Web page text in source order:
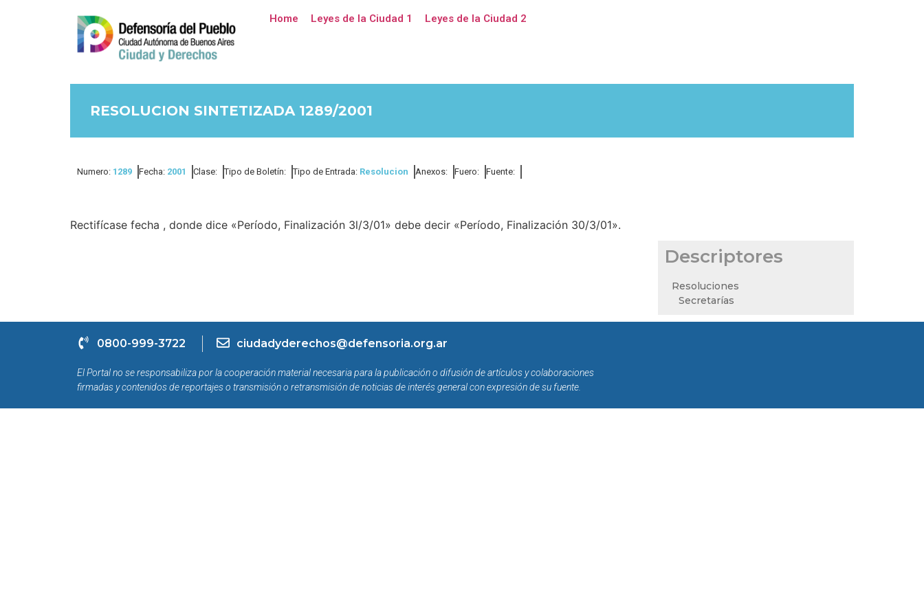
Home Leyes de la Ciudad 1 Leyes de la Ciudad 2
RESOLUCION SINTETIZADA 1289/2001
Numero: 1289 Fecha: 2001 Clase: Tipo de Boletín: Tipo de Entrada: Resolucion Anexos: Fuero: Fuente:
Rectifícase fecha , donde dice «Período, Finalización 3l/3/01» debe decir «Período, Finalización 30/3/01».
Descriptores
Resoluciones
Secretarías
0800-999-3722 ciudadyderechos@defensoria.org.ar
El Portal no se responsabiliza por la cooperación material necesaria para la publicación o difusión de artículos y colaboraciones
firmadas y contenidos de reportajes o transmisión o retransmisión de noticias de interés general con expresión de su fuente.